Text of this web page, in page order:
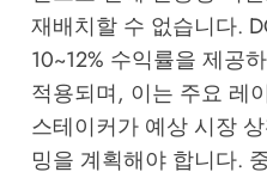
재배치할 수 없습니다.
10~12% 수익률을 제공
적용되며, 이는 주요 레
스테이커가 예상 시장
밍을 계획해야 합니다.